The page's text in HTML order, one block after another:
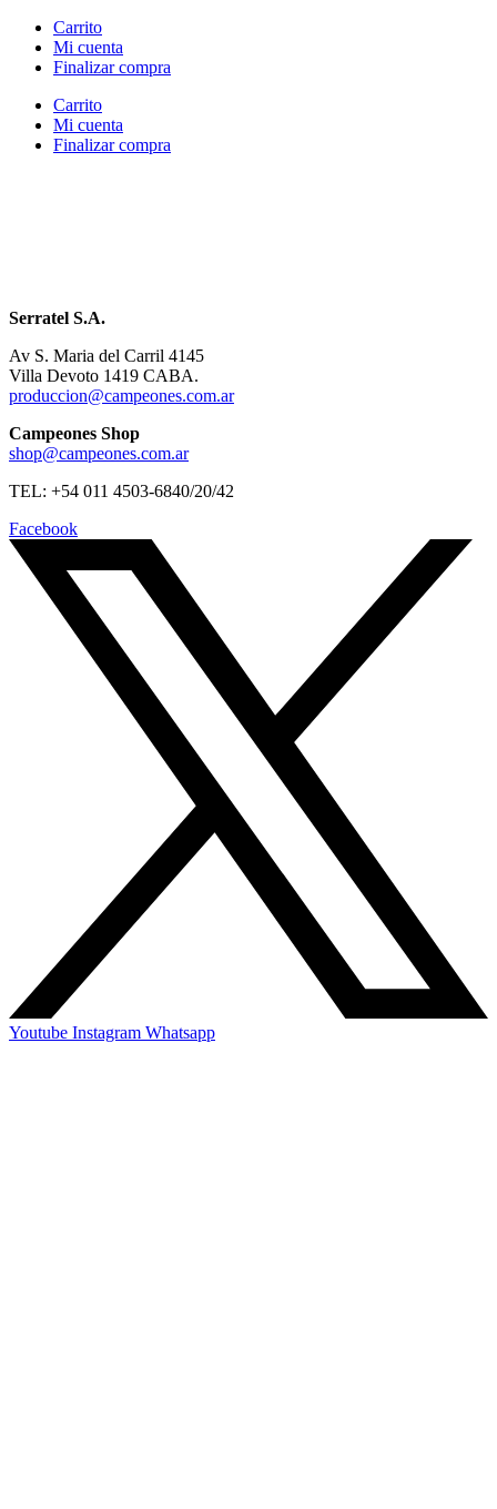
Carrito
Mi cuenta
Finalizar compra
Carrito
Mi cuenta
Finalizar compra
Serratel S.A.
Av S. Maria del Carril 4145
Villa Devoto 1419 CABA.
produccion@campeones.com.ar
Campeones Shop
shop@campeones.com.ar
TEL: +54 011 4503-6840/20/42
Facebook
Youtube Instagram Whatsapp